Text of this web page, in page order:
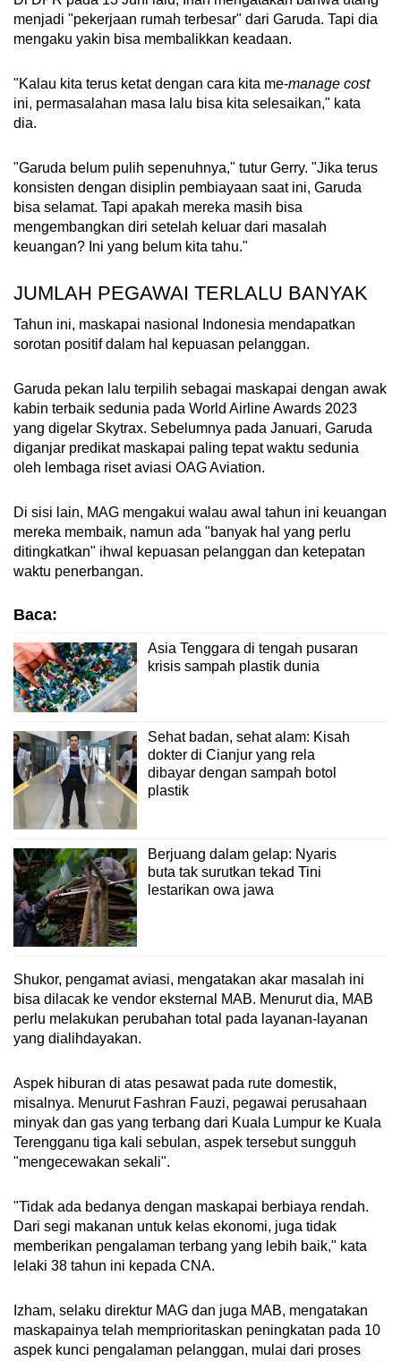
menjadi "pekerjaan rumah terbesar" dari Garuda. Tapi dia
mengaku yakin bisa membalikkan keadaan.
"Kalau kita terus ketat dengan cara kita me-manage cost
ini, permasalahan masa lalu bisa kita selesaikan," kata
dia.
"Garuda belum pulih sepenuhnya," tutur Gerry. "Jika terus
konsisten dengan disiplin pembiayaan saat ini, Garuda
bisa selamat. Tapi apakah mereka masih bisa
mengembangkan diri setelah keluar dari masalah
keuangan? Ini yang belum kita tahu."
JUMLAH PEGAWAI TERLALU BANYAK
Tahun ini, maskapai nasional Indonesia mendapatkan
sorotan positif dalam hal kepuasan pelanggan.
Garuda pekan lalu terpilih sebagai maskapai dengan awak
kabin terbaik sedunia pada World Airline Awards 2023
yang digelar Skytrax. Sebelumnya pada Januari, Garuda
diganjar predikat maskapai paling tepat waktu sedunia
oleh lembaga riset aviasi OAG Aviation.
Di sisi lain, MAG mengakui walau awal tahun ini keuangan
mereka membaik, namun ada "banyak hal yang perlu
ditingkatkan" ihwal kepuasan pelanggan dan ketepatan
waktu penerbangan.
Baca:
Asia Tenggara di tengah pusaran
krisis sampah plastik dunia
Sehat badan, sehat alam: Kisah
dokter di Cianjur yang rela
dibayar dengan sampah botol
plastik
Berjuang dalam gelap: Nyaris
buta tak surutkan tekad Tini
lestarikan owa jawa
Shukor, pengamat aviasi, mengatakan akar masalah ini
bisa dilacak ke vendor eksternal MAB. Menurut dia, MAB
perlu melakukan perubahan total pada layanan-layanan
yang dialihdayakan.
Aspek hiburan di atas pesawat pada rute domestik,
misalnya. Menurut Fashran Fauzi, pegawai perusahaan
minyak dan gas yang terbang dari Kuala Lumpur ke Kuala
Terengganu tiga kali sebulan, aspek tersebut sungguh
"mengecewakan sekali".
"Tidak ada bedanya dengan maskapai berbiaya rendah.
Dari segi makanan untuk kelas ekonomi, juga tidak
memberikan pengalaman terbang yang lebih baik," kata
lelaki 38 tahun ini kepada CNA.
Izham, selaku direktur MAG dan juga MAB, mengatakan
maskapainya telah memprioritaskan peningkatan pada 10
aspek kunci pengalaman pelanggan, mulai dari proses